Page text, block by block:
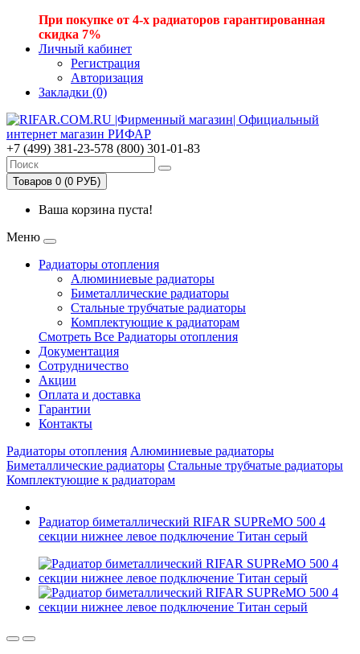
При покупке от 4-х радиаторов гарантированная
скидка 7%
Личный кабинет
Регистрация
Авторизация
Закладки (0)
+7 (499) 381-23-578 (800) 301-01-83
Товаров 0 (0 РУБ)
Ваша корзина пуста!
Меню
Радиаторы отопления
Алюминиевые радиаторы
Биметаллические радиаторы
Стальные трубчатые радиаторы
Комплектующие к радиаторам
Смотреть Все Радиаторы отопления
Документация
Сотрудничество
Акции
Оплата и доставка
Гарантии
Контакты
Радиаторы отопления Алюминиевые радиаторы
Биметаллические радиаторы Стальные трубчатые радиаторы
Комплектующие к радиаторам
Радиатор биметаллический RIFAR SUPReMO 500 4
секции нижнее левое подключение Титан серый